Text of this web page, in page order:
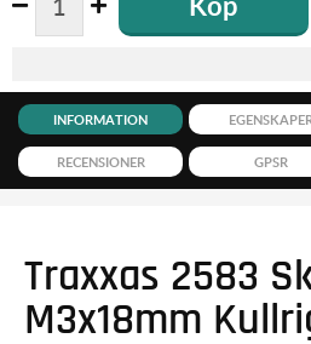
INFORMATION
RECENSIONER GPSR
Traxxas 2583
M3x18mm